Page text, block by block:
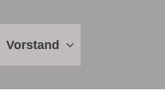
Vorstand